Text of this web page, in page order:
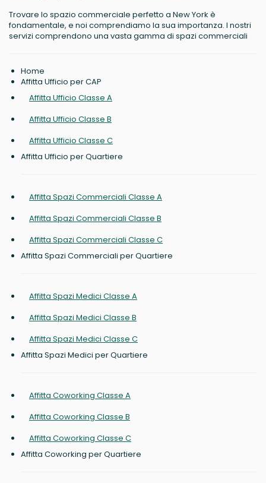
Trovare lo spazio commerciale perfetto a New York è
fondamentale, e noi comprendiamo la sua importanza. I nostri
servizi comprendono una vasta gamma di spazi commerciali
Home
Affitta Ufficio per CAP
Affitta Ufficio Classe A
Affitta Ufficio Classe B
Affitta Ufficio Classe C
Affitta Ufficio per Quartiere
Affitta Spazi Commerciali Classe A
Affitta Spazi Commerciali Classe B
Affitta Spazi Commerciali Classe C
Affitta Spazi Commerciali per Quartiere
Affitta Spazi Medici Classe A
Affitta Spazi Medici Classe B
Affitta Spazi Medici Classe C
Affitta Spazi Medici per Quartiere
Affitta Coworking Classe A
Affitta Coworking Classe B
Affitta Coworking Classe C
Affitta Coworking per Quartiere